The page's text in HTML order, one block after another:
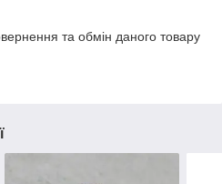
та обмін даного товару